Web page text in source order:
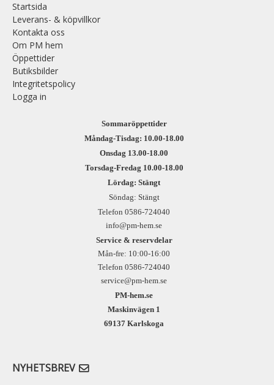
Startsida
Leverans- & köpvillkor
Kontakta oss
Om PM hem
Öppettider
Butiksbilder
Integritetspolicy
Logga in
Sommaröppettider
Måndag-Tisdag: 10.00-18.00
Onsdag 13.00-18.00
Torsdag-Fredag 10.00-18.00
Lördag: Stängt
Söndag: Stängt
Telefon 0586-724040
info@pm-hem.se
Service & reservdelar
Mån-fre: 10:00-16:00
Telefon 0586-724040
service@pm-hem.se
PM-hem.se
Maskinvägen 1
69137 Karlskoga
NYHETSBREV